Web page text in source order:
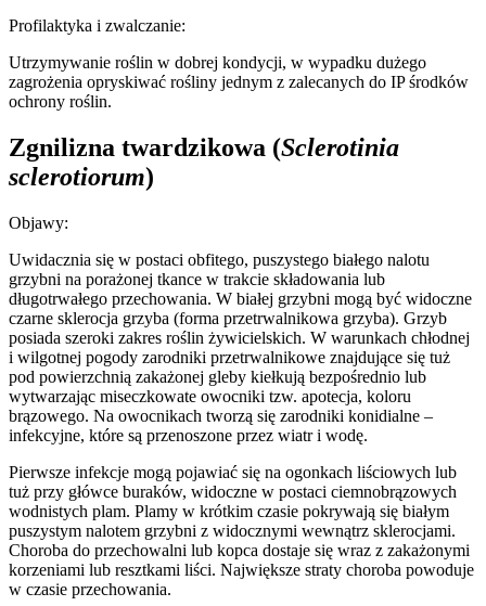
Profilaktyka i zwalczanie:
Utrzymywanie roślin w dobrej kondycji, w wypadku dużego
zagrożenia opryskiwać rośliny jednym z zalecanych do IP środków
ochrony roślin.
Zgnilizna twardzikowa (Sclerotinia
sclerotiorum)
Objawy:
Uwidacznia się w postaci obfitego, puszystego białego nalotu
grzybni na porażonej tkance w trakcie składowania lub
długotrwałego przechowania. W białej grzybni mogą być widoczne
czarne sklerocja grzyba (forma przetrwalnikowa grzyba). Grzyb
posiada szeroki zakres roślin żywicielskich. W warunkach chłodnej
i wilgotnej pogody zarodniki przetrwalnikowe znajdujące się tuż
pod powierzchnią zakażonej gleby kiełkują bezpośrednio lub
wytwarzając miseczkowate owocniki tzw. apotecja, koloru
brązowego. Na owocnikach tworzą się zarodniki konidialne –
infekcyjne, które są przenoszone przez wiatr i wodę.
Pierwsze infekcje mogą pojawiać się na ogonkach liściowych lub
tuż przy główce buraków, widoczne w postaci ciemnobrązowych
wodnistych plam. Plamy w krótkim czasie pokrywają się białym
puszystym nalotem grzybni z widocznymi wewnątrz sklerocjami.
Choroba do przechowalni lub kopca dostaje się wraz z zakażonymi
korzeniami lub resztkami liści. Największe straty choroba powoduje
w czasie przechowania.